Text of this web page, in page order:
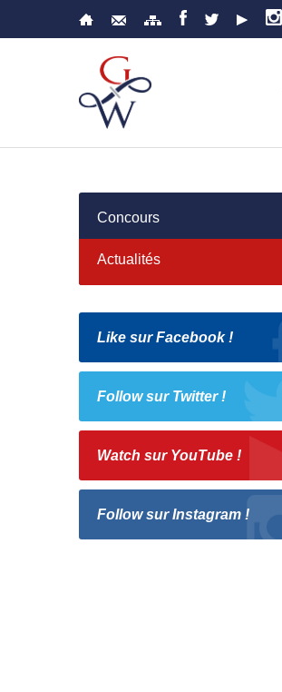
Concours
Actualités
Like sur Facebook !
Follow sur Twitter !
Watch sur YouTube !
Follow sur Instagram !